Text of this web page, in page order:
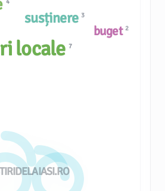
buget 2
susținere 3
locale7